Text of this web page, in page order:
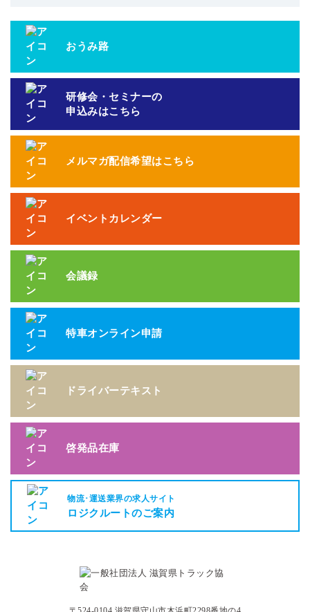
おうみ路
研修会・セミナーの
申込みはこちら
メルマガ配信希望はこちら
イベントカレンダー
会議録
特車オンライン申請
ドライバーテキスト
啓発品在庫
物流･運送業界の求人サイト
ロジクルートのご案内